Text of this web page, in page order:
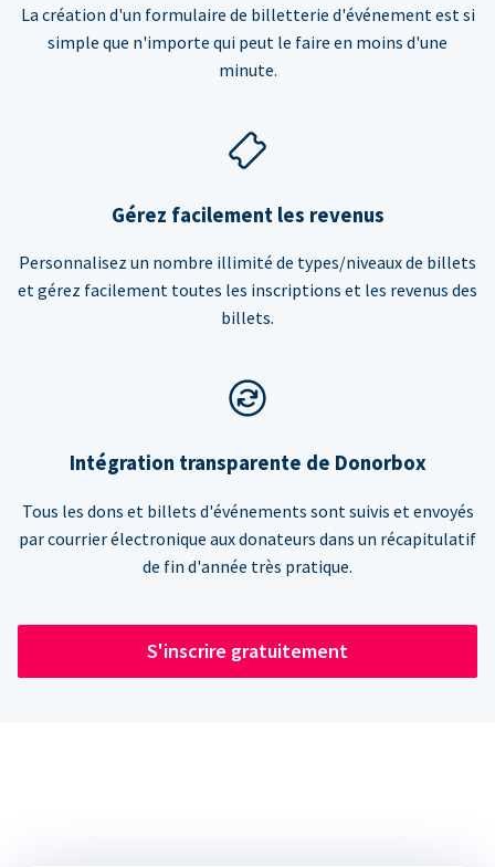
La création d'un formulaire de billetterie d'événement est si
simple que n'importe qui peut le faire en moins d'une
minute.
Gérez facilement les revenus
Personnalisez un nombre illimité de types/niveaux de billets
et gérez facilement toutes les inscriptions et les revenus des
billets.
Intégration transparente de Donorbox
Tous les dons et billets d'événements sont suivis et envoyés
par courrier électronique aux donateurs dans un récapitulatif
de fin d'année très pratique.
S'inscrire gratuitement